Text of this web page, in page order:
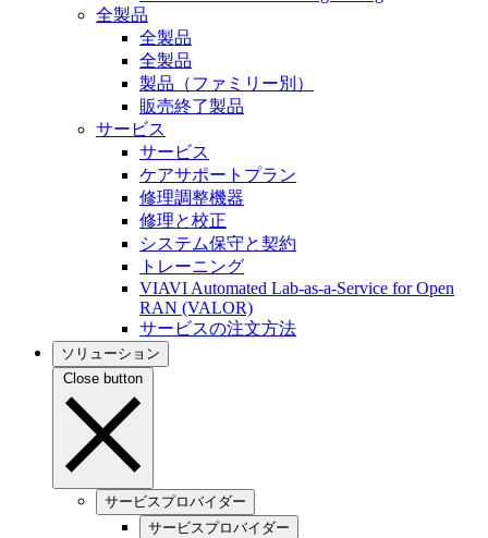
全製品
全製品
全製品
製品（ファミリー別）
販売終了製品
サービス
サービス
ケアサポートプラン
修理調整機器
修理と校正
システム保守と契約
トレーニング
VIAVI Automated Lab-as-a-Service for Open
RAN (VALOR)
サービスの注文方法
ソリューション
Close button
サービスプロバイダー
サービスプロバイダー